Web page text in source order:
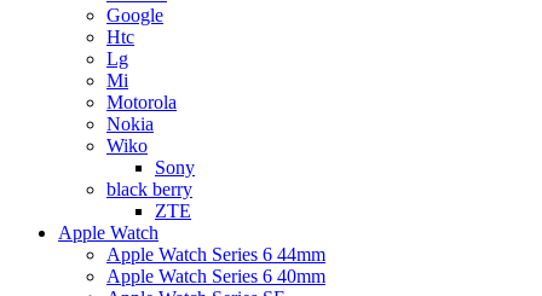
Google
Htc
Lg
Mi
Motorola
Nokia
Wiko
Sony
black berry
ZTE
Apple Watch
Apple Watch Series 6 44mm
Apple Watch Series 6 40mm